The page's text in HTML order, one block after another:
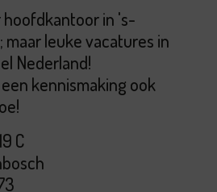
in 's-
leuke vacatures in
Nederland!
kennismaking ook
C